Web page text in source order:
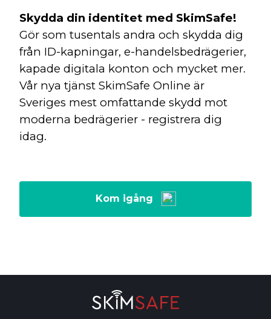
Skydda din identitet med SkimSafe!
Gör som tusentals andra och skydda dig
från ID-kapningar, e-handelsbedrägerier,
kapade digitala konton och mycket mer.
Vår nya tjänst SkimSafe Online är
Sveriges mest omfattande skydd mot
moderna bedrägerier - registrera dig
idag.
Kom igång